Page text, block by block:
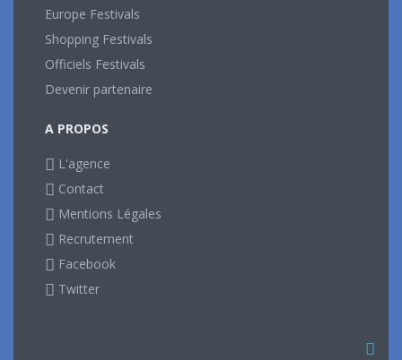
Europe Festivals
Shopping Festivals
Officiels Festivals
Devenir partenaire
A PROPOS
L'agence
Contact
Mentions Légales
Recrutement
Facebook
Twitter